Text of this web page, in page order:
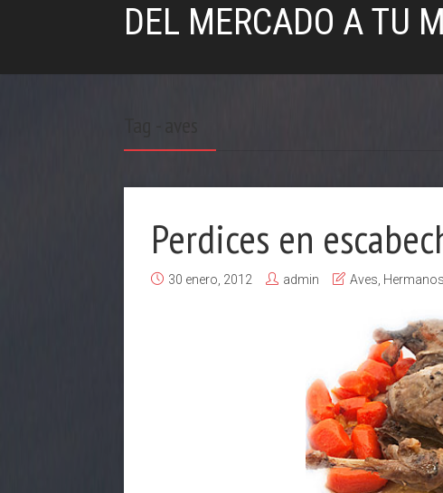
DEL MERCADO A TU
Perdices en
30 enero, 2012 admin Aves